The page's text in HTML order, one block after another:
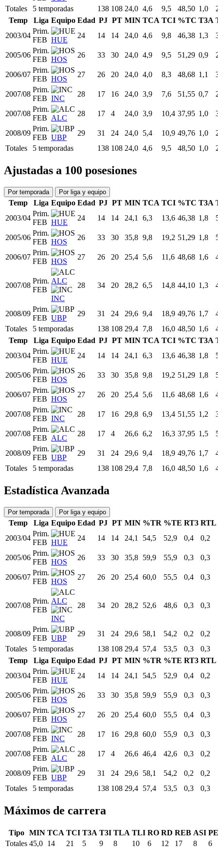
Totales
5 temporadas 138 108 24,0 4,6 9,5 48,50 1,0
Temp
Liga Equipo Edad PJ PT MIN TCA TCI %TC T3A
2003/04
Prim.
FEB HUE
24 14 14 24,0 4,6 9,8 46,38 1,3
2005/06
Prim.
FEB HOS
26 33 30 24,0 4,9 9,5 51,29 0,9
2006/07
Prim.
FEB HOS
27 26 20 24,0 4,0 8,3 48,68 1,1
2007/08
Prim.
FEB INC
28 17 16 24,0 3,9 7,6 51,55 0,7
2007/08
Prim.
FEB ALC
28 17 4 24,0 3,9 10,4 37,95 1,0
2008/09
Prim.
FEB UBP
29 31 24 24,0 5,4 10,9 49,76 1,0
Totales
5 temporadas 138 108 24,0 4,6 9,5 48,50 1,0
Ajustadas a 100 posesiones
Por temporada Por liga y equipo
Temp Liga Equipo Edad PJ PT MIN TCA TCI %TC T3A
2003/04
Prim.
FEB HUE
24 14 14 24,1 6,3 13,6 46,38 1,8
2005/06
Prim.
FEB HOS
26 33 30 35,8 9,8 19,2 51,29 1,8
2006/07
Prim.
FEB HOS
27 26 20 25,4 5,6 11,6 48,68 1,6
2007/08
Prim.
FEB
ALC
INC
28 34 20 28,2 6,5 14,8 44,10 1,3
2008/09
Prim.
FEB UBP
29 31 24 29,6 9,4 18,9 49,76 1,7
Totales
5 temporadas 138 108 29,4 7,8 16,0 48,50 1,6
Temp
Liga Equipo Edad PJ PT MIN TCA TCI %TC T3A
2003/04
Prim.
FEB HUE
24 14 14 24,1 6,3 13,6 46,38 1,8
2005/06
Prim.
FEB HOS
26 33 30 35,8 9,8 19,2 51,29 1,8
2006/07
Prim.
FEB HOS
27 26 20 25,4 5,6 11,6 48,68 1,6
2007/08
Prim.
FEB INC
28 17 16 29,8 6,9 13,4 51,55 1,2
2007/08
Prim.
FEB ALC
28 17 4 26,6 6,2 16,3 37,95 1,5
2008/09
Prim.
FEB UBP
29 31 24 29,6 9,4 18,9 49,76 1,7
Totales
5 temporadas 138 108 29,4 7,8 16,0 48,50 1,6
Estadística Avanzada
Por temporada Por liga y equipo
Temp Liga Equipo Edad PJ PT MIN %TR %TE RT3 RTL
2003/04
Prim.
FEB HUE
24 14 14 24,1 54,5 52,9 0,4 0,2
2005/06
Prim.
FEB HOS
26 33 30 35,8 59,9 55,9 0,3 0,3
2006/07
Prim.
FEB HOS
27 26 20 25,4 60,0 55,5 0,4 0,3
2007/08
Prim.
FEB
ALC
INC
28 34 20 28,2 52,6 48,6 0,3 0,3
2008/09
Prim.
FEB UBP
29 31 24 29,6 58,1 54,2 0,2
0,2
Totales
5 temporadas 138 108 29,4 57,4 53,5 0,3
0,3
Temp
Liga Equipo Edad PJ PT MIN %TR %TE RT3 RTL
2003/04
Prim.
FEB HUE
24 14 14 24,1 54,5 52,9 0,4 0,2
2005/06
Prim.
FEB HOS
26 33 30 35,8 59,9 55,9 0,3 0,3
2006/07
Prim.
FEB HOS
27 26 20 25,4 60,0 55,5 0,4 0,3
2007/08
Prim.
FEB INC
28 17 16 29,8 60,0 55,9 0,3 0,3
2007/08
Prim.
FEB ALC
28 17 4 26,6 46,4 42,6 0,3 0,2
2008/09
Prim.
FEB UBP
29 31 24 29,6 58,1 54,2 0,2
0,2
Totales
5 temporadas 138 108 29,4 57,4 53,5 0,3 0,3
Máximos de carrera
Tipo MIN TCA TCI T3A T3I TLA TLI RO RD REB ASI
Totales 45,0 14 21 5 9 8 10 6 12 17 8 6